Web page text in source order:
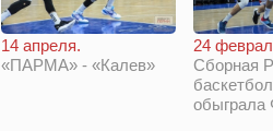
14 апреля.
«ПАРМА» - «Калев»
24
Сборная
обыграла